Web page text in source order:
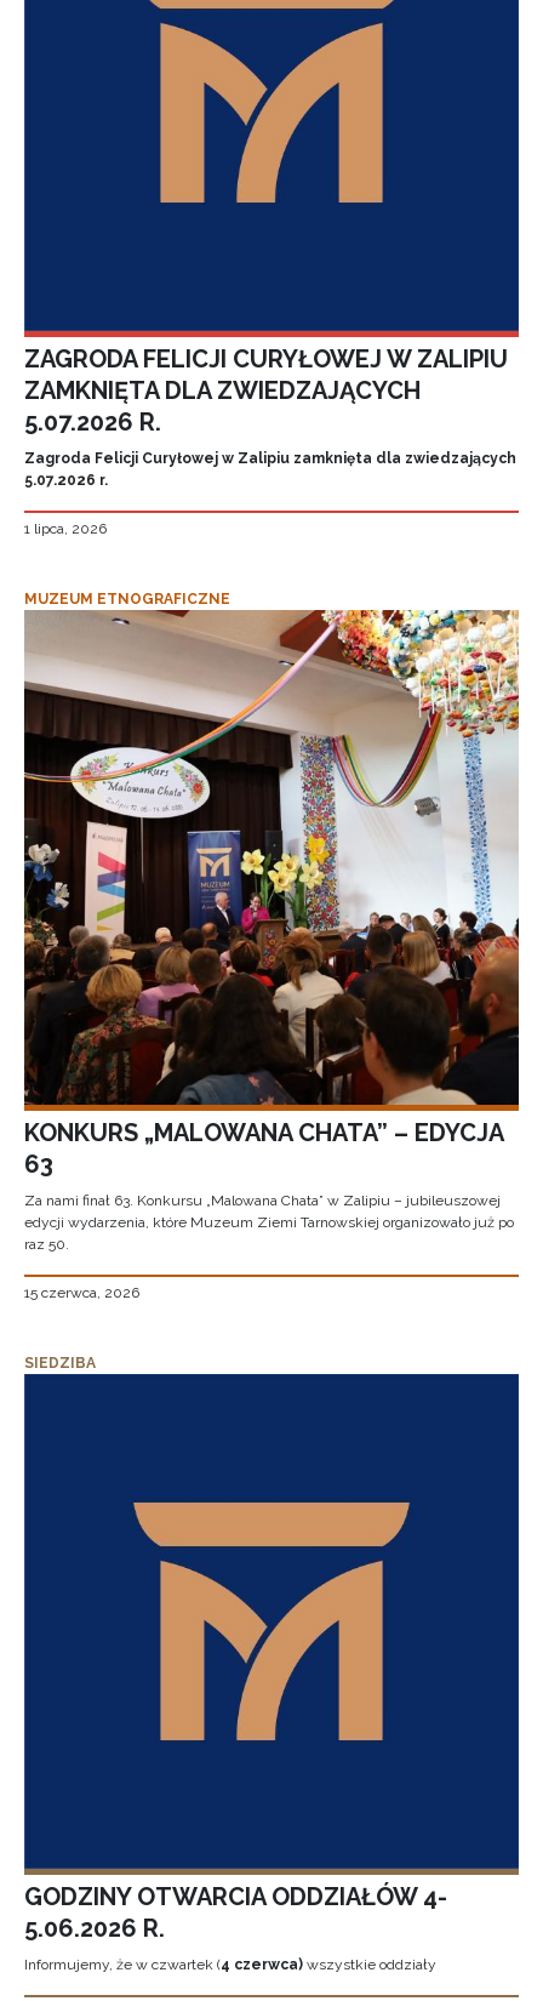
ZAGRODA FELICJI CURYŁOWEJ W ZALIPIU
ZAMKNIĘTA DLA ZWIEDZAJĄCYCH
5.07.2026 R.
Zagroda Felicji Curyłowej w Zalipiu zamknięta dla zwiedzających
5.07.2026 r.
1 lipca, 2026
MUZEUM ETNOGRAFICZNE
KONKURS „MALOWANA CHATA” – EDYCJA
63
Za nami finał 63. Konkursu „Malowana Chata” w Zalipiu – jubileuszowej
edycji wydarzenia, które Muzeum Ziemi Tarnowskiej organizowało już po
raz 50.
15 czerwca, 2026
SIEDZIBA
GODZINY OTWARCIA ODDZIAŁÓW 4-
5.06.2026 R.
Informujemy, że w czwartek (4 czerwca) wszystkie oddziały